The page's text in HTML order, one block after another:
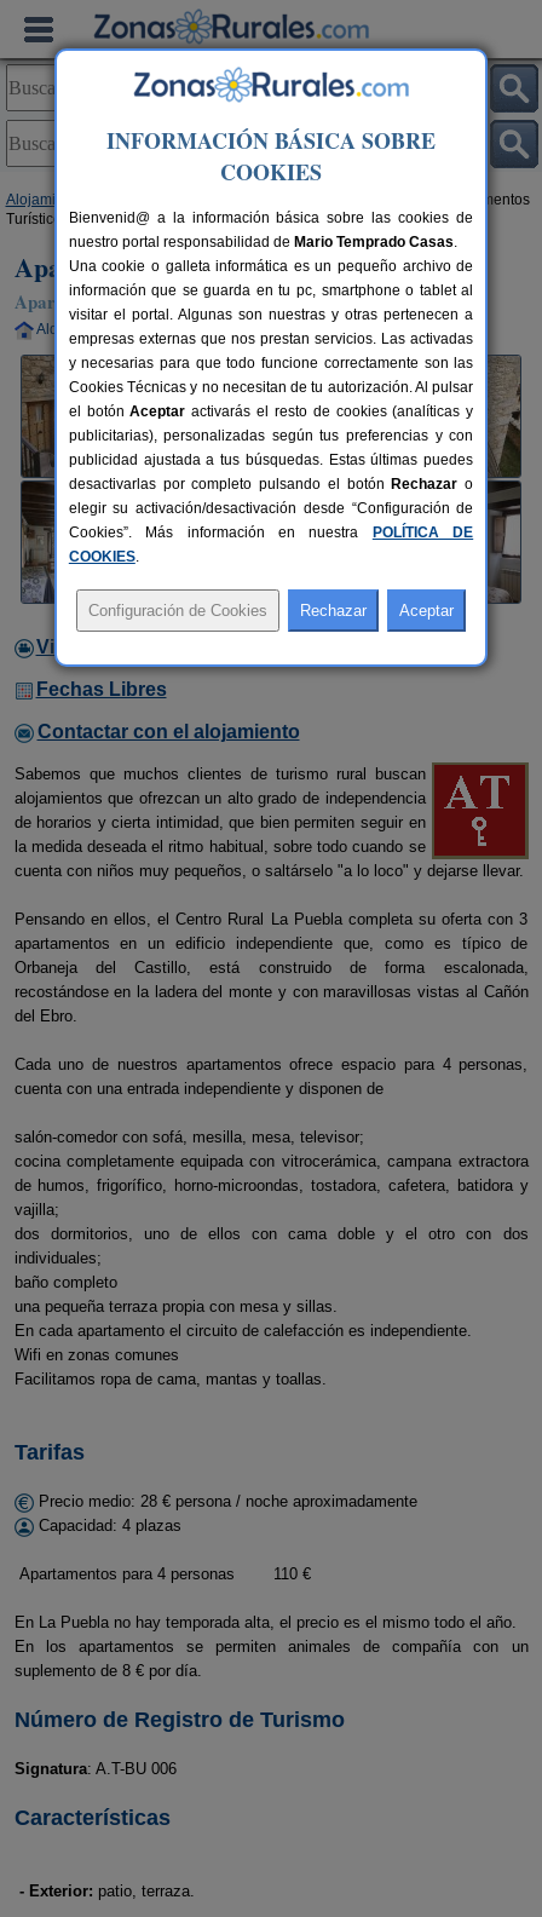
Alojamientos
> Apartamentos
Turísticos La Puebla
Apartamentos Turísticos La Puebla
Apartamento en Orbaneja del Castillo (Burgos)
Alquiler completo 60 km de Burgos
Video
Fechas Libres
Contactar con el alojamiento
Sabemos que muchos clientes de turismo rural buscan
alojamientos que ofrezcan un alto grado de independencia
de horarios y cierta intimidad, que bien permiten seguir en
la medida deseada el ritmo habitual, sobre todo cuando se
cuenta con niños muy pequeños, o saltárselo "a lo loco" y dejarse llevar.
Pensando en ellos, el Centro Rural La Puebla completa su oferta con 3
apartamentos en un edificio independiente que, como es típico de
Orbaneja del Castillo, está construido de forma escalonada,
recostándose en la ladera del monte y con maravillosas vistas al Cañón
del Ebro.
Cada uno de nuestros apartamentos ofrece espacio para 4 personas,
cuenta con una entrada independiente y disponen de
salón-comedor con sofá, mesilla, mesa, televisor;
cocina completamente equipada con vitrocerámica, campana extractora
de humos, frigorífico, horno-microondas, tostadora, cafetera, batidora y
vajilla;
dos dormitorios, uno de ellos con cama doble y el otro con dos
individuales;
baño completo
una pequeña terraza propia con mesa y sillas.
En cada apartamento el circuito de calefacción es independiente.
Wifi en zonas comunes
Facilitamos ropa de cama, mantas y toallas.
Tarifas
Precio medio: 28 € persona / noche aproximadamente
Capacidad: 4 plazas
Apartamentos para 4 personas 110 €
En La Puebla no hay temporada alta, el precio es el mismo todo el año.
En los apartamentos se permiten animales de compañía con un
suplemento de 8 € por día.
Número de Registro de Turismo
Signatura: A.T-BU 006
Características
- Exterior: patio, terraza.
INFORMACIÓN BÁSICA SOBRE
COOKIES
Bienvenid@ a la información básica sobre las cookies de
nuestro portal responsabilidad de Mario Temprado Casas.
Una cookie o galleta informática es un pequeño archivo de
información que se guarda en tu pc, smartphone o tablet al
visitar el portal. Algunas son nuestras y otras pertenecen a
empresas externas que nos prestan servicios. Las activadas
y necesarias para que todo funcione correctamente son las
Cookies Técnicas y no necesitan de tu autorización. Al pulsar
el botónAceptar activarás el resto de cookies (analíticas y
publicitarias), personalizadas según tus preferencias y con
publicidad ajustada a tus búsquedas. Estas últimas puedes
desactivarlas por completo pulsando el botón Rechazar o
elegir su activación/desactivación desde “Configuración de
Cookies”. Más información en nuestra
POLÍTICA DE
COOKIES.